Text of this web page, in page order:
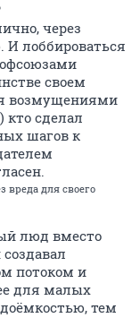
через
лоббироваться
своем
возмущениями
сделал
шагов к
вреда для своего
люд вместо
потоком и
для малых
тем